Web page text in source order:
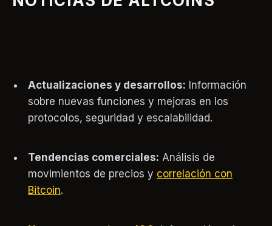
Actualizaciones y desarrollos: Información
sobre nuevas funciones y mejoras en los
protocolos, seguridad y escalabilidad.
Tendencias comerciales: Análisis de
movimientos de precios y correlación con
Bitcoin.